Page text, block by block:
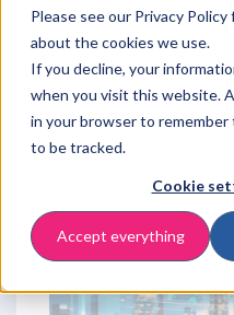
Please see our Privacy
about the cookies we use.
If you decline, your
when you visit this website.
in your browser to
to be tracked.
Cookie
Accept everything